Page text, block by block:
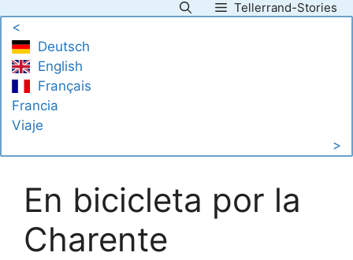
contenido
Tellerrand-Stories
<
Deutsch
English
Français
Francia
Viaje
>
En bicicleta por la
Charente